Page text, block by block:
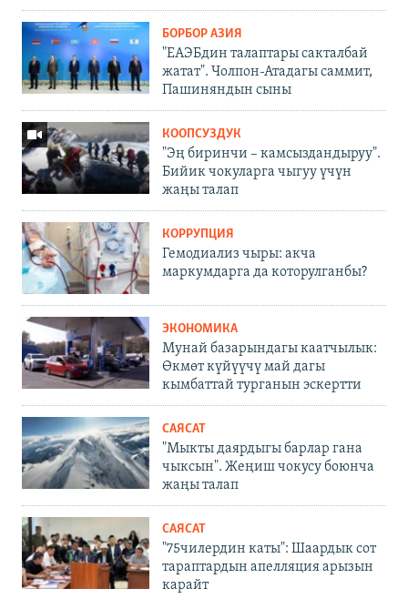
БОРБОР АЗИЯ
"ЕАЭБдин талаптары сакталбай
жатат". Чолпон-Атадагы саммит,
Пашиняндын сыны
КООПСУЗДУК
"Эң биринчи – камсыздандыруу".
Бийик чокуларга чыгуу үчүн
жаңы талап
КОРРУПЦИЯ
Гемодиализ чыры: акча
маркумдарга да которулганбы?
ЭКОНОМИКА
Мунай базарындагы каатчылык:
Өкмөт күйүүчү май дагы
кымбаттай турганын эскертти
САЯСАТ
"Мыкты даярдыгы барлар гана
чыксын". Жеңиш чокусу боюнча
жаңы талап
САЯСАТ
"75чилердин каты": Шаардык сот
тараптардын апелляция арызын
карайт